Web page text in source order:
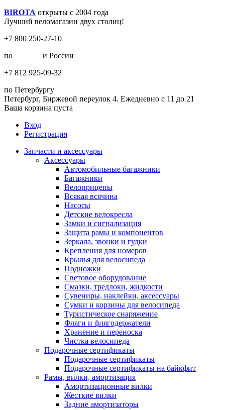
BIROTA открыты с 2004 года
Лучший веломагазин двух столиц!
+7 800 250-27-10
по
и России
+7 812 925-09-32
по Петербургу
Петербург, Биржевой переулок 4. Ежедневно с 11 до 21
Ваша корзина пуста
Вход
Регистрация
Запчасти и аксессуары
Аксессуары
Автомобильные багажники
Багажники
Велоприцепы
Всякая всячина
Насосы
Детские велокресла
Замки и сигнализация
Защита рамы и компонентов
Зеркала, звонки и гудки
Крепления для номеров
Крылья для велосипеда
Подножки
Световое оборудование
Смазки, тредлоки, жидкости
Сувениры, наклейки, аксессуары
Сумки и корзины для велосипеда
Туристическое снаряжение
Фляги и флягодержатели
Хранение и переноска
Чистка велосипеда
Подарочные сертификаты
Подарочные сертификаты
Подарочные сертификаты на байкфит
Рамы, вилки, амортизация
Амортизационные вилки
Жесткие вилки
Задние амортизаторы